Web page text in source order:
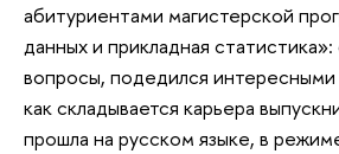
абитуриентами магистерской
данных и прикладная статистика»:
вопросы, подедился
как складывается карьера
прошла на русском языке, в